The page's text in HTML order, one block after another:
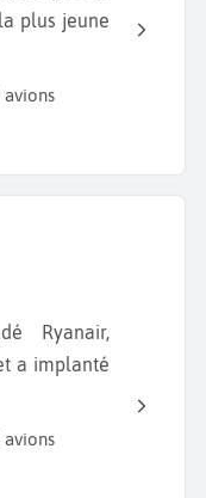
plus jeune
avions
a implanté
avions